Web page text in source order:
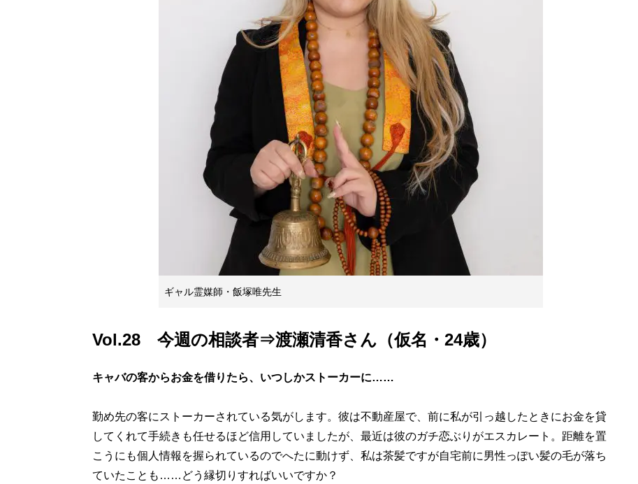
ギャル霊媒師・飯塚唯先生
Vol.28 今週の相談者⇒渡瀬清香さん（仮名・24歳）
キャバの客からお金を借りたら、いつしかストーカーに……
勤め先の客にストーカーされている気がします。彼は不動産屋で、前に私が引っ越したときにお金を貸
してくれて手続きも任せるほど信用していましたが、最近は彼のガチ恋ぶりがエスカレート。距離を置
こうにも個人情報を握られているのでへたに動けず、私は茶髪ですが自宅前に男性っぽい髪の毛が落ち
ていたことも……どう縁切りすればいいですか？